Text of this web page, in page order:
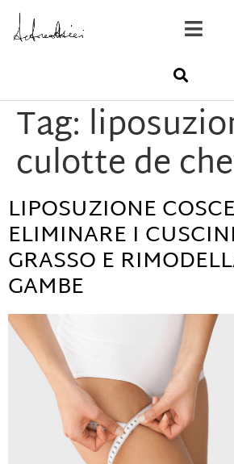
Tag:
culotte de
LIPOSUZIONE
ELIMINARE I
GRASSO E
GAMBE